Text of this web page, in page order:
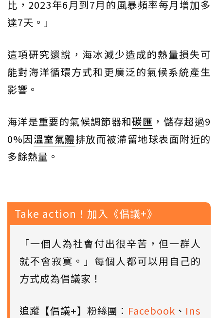
比，2023年6月到7月的風暴頻率每月增加多
達7天。」
這項研究還說，海冰減少造成的熱量損失可
能對海洋循環方式和更廣泛的氣候系統產生
影響。
海洋是重要的氣候調節器和碳匯 ，儲存超過9
0%因溫室氣體排放而被滯留地球表面附近的
多餘熱量。
Take action！加入《倡議+》
「一個人為社會付出很辛苦，但一群人
就不會寂寞。」每個人都可以用自己的
方式成為倡議家！
追蹤【倡議+】粉絲團： Facebook 、 Ins